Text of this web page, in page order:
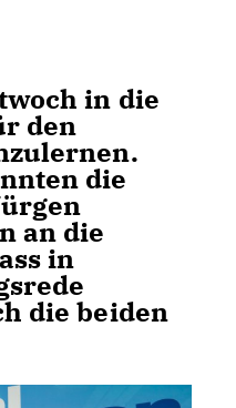
in die
den
die
an die
in
die beiden